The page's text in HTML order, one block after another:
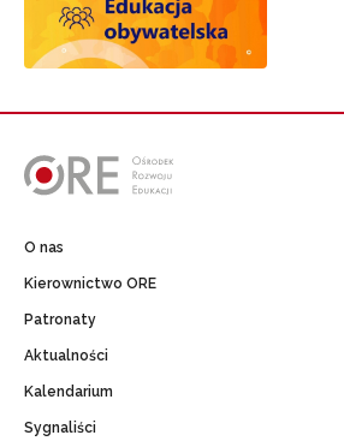
O nas
Kierownictwo ORE
Patronaty
Aktualności
Kalendarium
Sygnaliści